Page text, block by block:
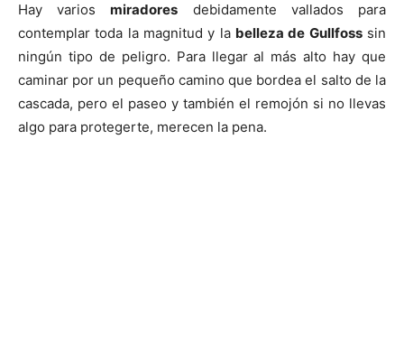
Hay variosmiradores debidamente vallados para
contemplar toda la magnitud y la belleza de Gullfosssin
ningún tipo de peligro. Para llegar al más alto hay que
caminar por un pequeño camino que bordea el salto de la
cascada, pero el paseo y también el remojón si no llevas
algo para protegerte, merecen la pena.